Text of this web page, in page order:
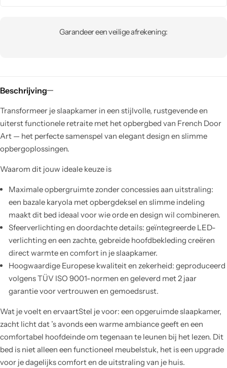
Garandeer een veilige afrekening:
Beschrijving
Transformeer je slaapkamer in een stijlvolle, rustgevende en
uiterst functionele retraite met het opbergbed van French Door
Art — het perfecte samenspel van elegant design en slimme
opbergoplossingen.
Waarom dit jouw ideale keuze is
Maximale opbergruimte zonder concessies aan uitstraling:
een bazale karyola met opbergdeksel en slimme indeling
maakt dit bed ideaal voor wie orde en design wil combineren.
Sfeerverlichting en doordachte details: geïntegreerde LED-
verlichting en een zachte, gebreide hoofdbekleding creëren
direct warmte en comfort in je slaapkamer.
Hoogwaardige Europese kwaliteit en zekerheid: geproduceerd
volgens TÜV ISO 9001-normen en geleverd met 2 jaar
garantie voor vertrouwen en gemoedsrust.
Wat je voelt en ervaartStel je voor: een opgeruimde slaapkamer,
zacht licht dat ’s avonds een warme ambiance geeft en een
comfortabel hoofdeinde om tegenaan te leunen bij het lezen. Dit
bed is niet alleen een functioneel meubelstuk, het is een upgrade
voor je dagelijks comfort en de uitstraling van je huis.